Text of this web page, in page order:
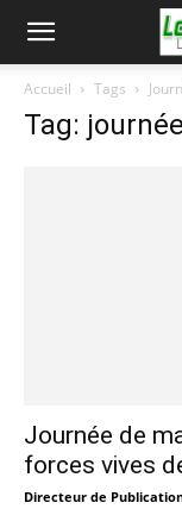
Accueil Tags
Tag: journée
Journée de
forces vives
Directeur de